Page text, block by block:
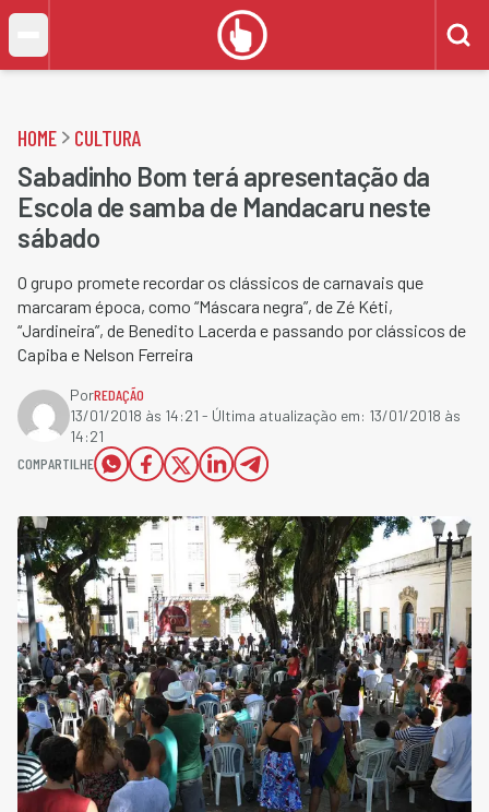
HOME CULTURA
Sabadinho Bom terá apresentação da
Escola de samba de Mandacaru neste
sábado
O grupo promete recordar os clássicos de carnavais que
marcaram época, como “Máscara negra”, de Zé Kéti,
“Jardineira”, de Benedito Lacerda e passando por clássicos de
Capiba e Nelson Ferreira
PorREDAÇÃO
13/01/2018 às 14:21 - Última atualização em: 13/01/2018 às
14:21
COMPARTILHE